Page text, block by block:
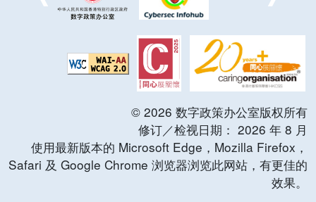
© 2026 数字政策办公室版权所有
修订／检视日期： 2026 年 8 月
使用最新版本的 Microsoft Edge，Mozilla Firefox，
Safari 及 Google Chrome 浏览器浏览此网站，有更佳的
效果。